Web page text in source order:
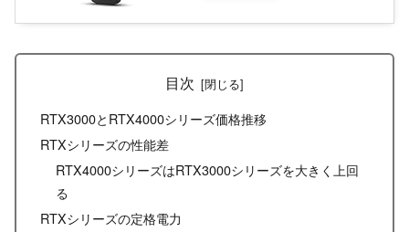
目次
RTX3000とRTX4000シリーズ価格推移
RTXシリーズの性能差
RTX4000シリーズはRTX3000シリーズを大きく上回
る
RTXシリーズの定格電力